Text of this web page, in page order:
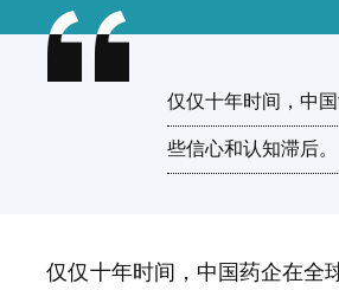
仅仅十年时间，中
些信心和认知滞后。
仅仅十年时间，中国药企在全